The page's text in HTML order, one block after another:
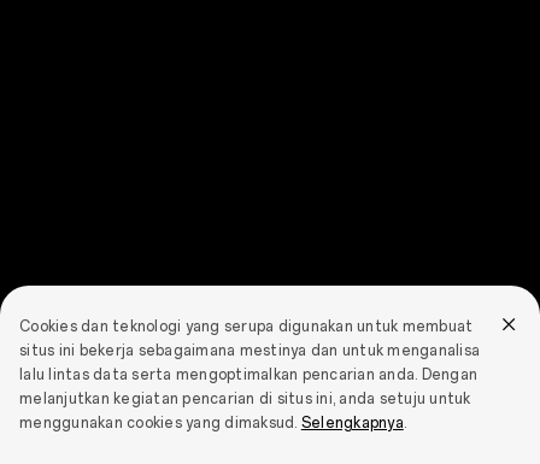
Cookies dan teknologi yang serupa digunakan untuk membuat
situs ini bekerja sebagaimana mestinya dan untuk menganalisa
lalu lintas data serta mengoptimalkan pencarian anda. Dengan
melanjutkan kegiatan pencarian di situs ini, anda setuju untuk
menggunakan cookies yang dimaksud. Selengkapnya.